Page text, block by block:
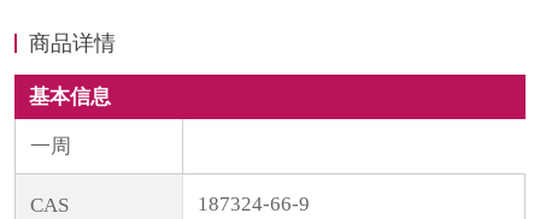
商品详情
基本信息
一周
CAS 187324-66-9
联系我们
返回主页